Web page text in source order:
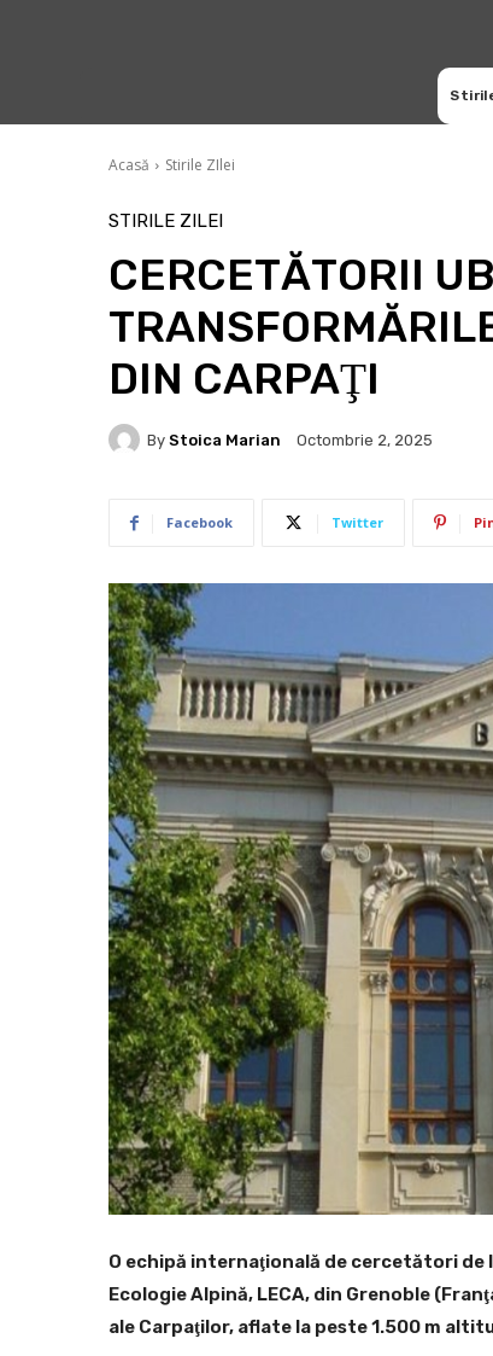
Acasă Stirile ZIlei
STIRILE ZILEI
CERCETĂTORII
DIN CARPAŢI
By Stoica Marian Octombrie 2, 2025
Facebook Twitter
O echipă internaţională de cercetători de
Ecologie Alpină, LECA, din Grenoble
ale Carpaţilor, aflate la peste 1.500 m